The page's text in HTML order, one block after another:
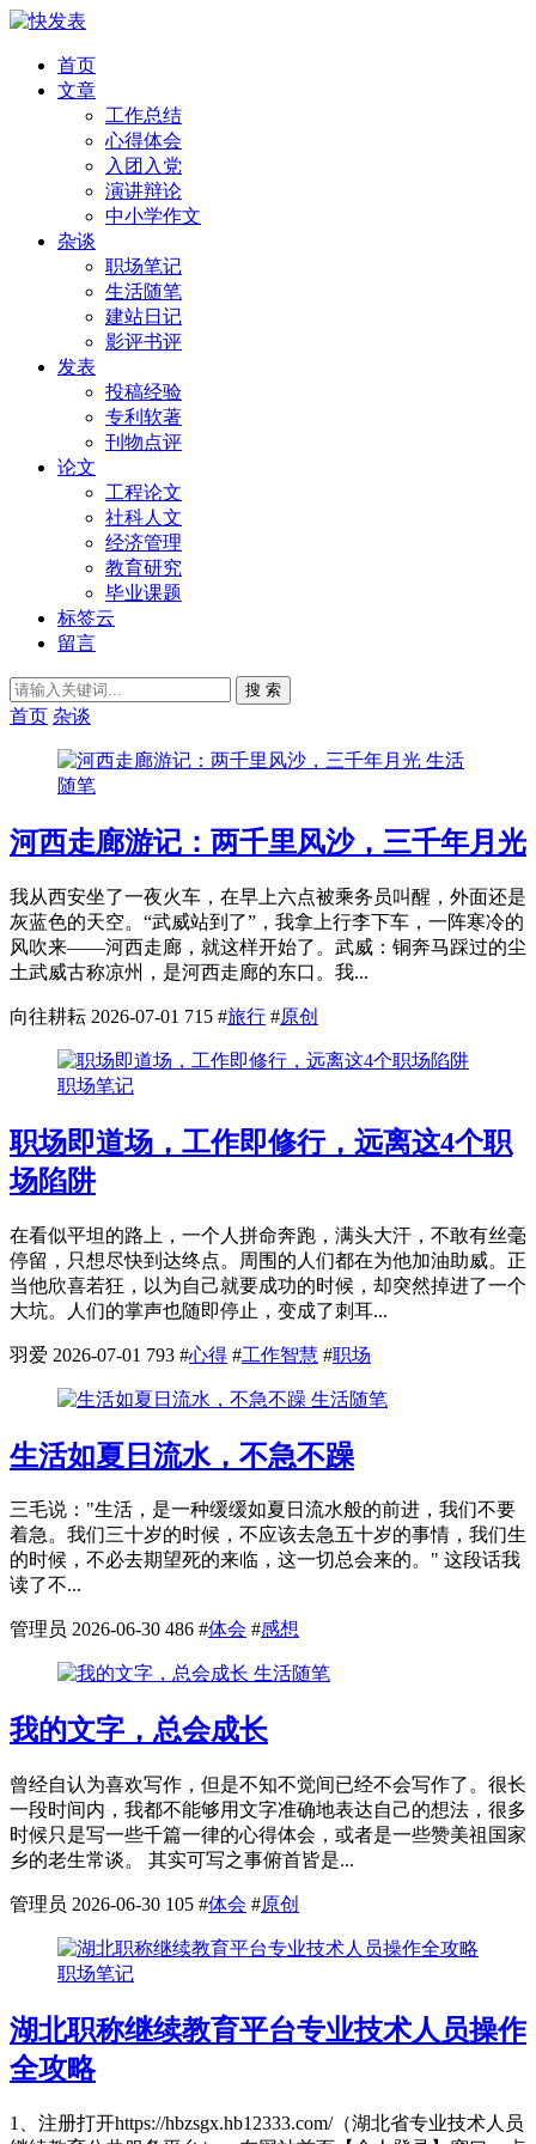
首页
文章
工作总结
心得体会
入团入党
演讲辩论
中小学作文
杂谈
职场笔记
生活随笔
建站日记
影评书评
发表
投稿经验
专利软著
刊物点评
论文
工程论文
社科人文
经济管理
教育研究
毕业课题
标签云
留言
搜 索
首页 杂谈
生活
随笔
河西走廊游记：两千里风沙，三千年月光
我从西安坐了一夜火车，在早上六点被乘务员叫醒，外面还是
灰蓝色的天空。“武威站到了”，我拿上行李下车，一阵寒冷的
风吹来——河西走廊，就这样开始了。武威：铜奔马踩过的尘
土武威古称凉州，是河西走廊的东口。我...
向往耕耘 2026-07-01 715 #旅行 #原创
职场笔记
职场即道场，工作即修行，远离这4个职
场陷阱
在看似平坦的路上，一个人拼命奔跑，满头大汗，不敢有丝毫
停留，只想尽快到达终点。周围的人们都在为他加油助威。正
当他欣喜若狂，以为自己就要成功的时候，却突然掉进了一个
大坑。人们的掌声也随即停止，变成了刺耳...
羽爱 2026-07-01 793 #心得 #工作智慧 #职场
生活随笔
生活如夏日流水，不急不躁
三毛说："生活，是一种缓缓如夏日流水般的前进，我们不要
着急。我们三十岁的时候，不应该去急五十岁的事情，我们生
的时候，不必去期望死的来临，这一切总会来的。" 这段话我
读了不...
管理员 2026-06-30 486 #体会 #感想
生活随笔
我的文字，总会成长
曾经自认为喜欢写作，但是不知不觉间已经不会写作了。很长
一段时间内，我都不能够用文字准确地表达自己的想法，很多
时候只是写一些千篇一律的心得体会，或者是一些赞美祖国家
乡的老生常谈。 其实可写之事俯首皆是...
管理员 2026-06-30 105 #体会 #原创
职场笔记
湖北职称继续教育平台专业技术人员操作
全攻略
1、注册打开https://hbzsgx.hb12333.com/（湖北省专业技术人员